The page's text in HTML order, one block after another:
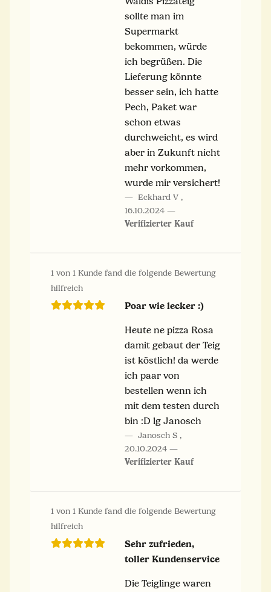
sollte man im
Supermarkt
bekommen, würde
ich begrüßen. Die
Lieferung könnte
besser sein, ich hatte
Pech, Paket war
schon etwas
durchweicht, es wird
aber in Zukunft nicht
mehr vorkommen,
wurde mir versichert!
Eckhard V ,
16.10.2024
Verifizierter Kauf
1 von 1 Kunde fand die folgende Bewertung
hilfreich
Poar wie lecker :)
Heute ne pizza Rosa
damit gebaut der Teig
ist köstlich! da werde
ich paar von
bestellen wenn ich
mit dem testen durch
bin :D lg Janosch
Janosch S ,
20.10.2024
Verifizierter Kauf
1 von 1 Kunde fand die folgende Bewertung
hilfreich
Sehr zufrieden,
toller Kundenservice
Die Teiglinge waren